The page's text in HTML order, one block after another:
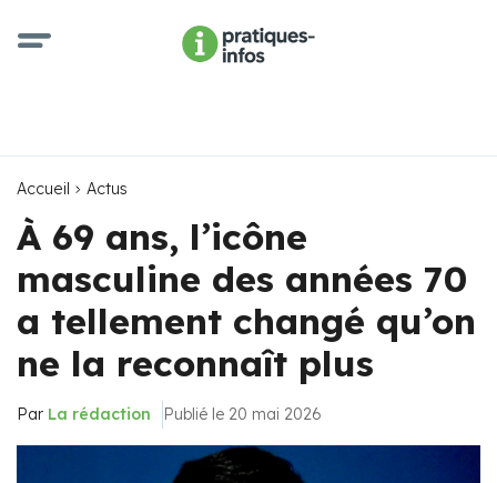
Accueil Actus
À 69 ans, l’icône
masculine des années 70
a tellement changé qu’on
ne la reconnaît plus
Par La rédaction Publié le 20 mai 2026